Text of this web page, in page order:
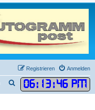
Anmelden
Registrieren
06: 13:47 PM
u